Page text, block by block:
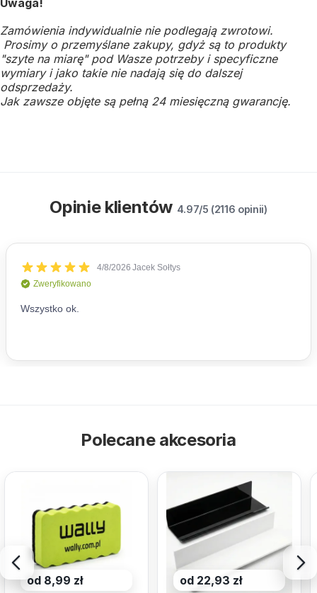
Zamówienia indywidualnie nie podlegają zwrotowi.
Prosimy o przemyślane zakupy, gdyż są to produkty
"szyte na miarę" pod Wasze potrzeby i specyficzne
wymiary i jako takie nie nadają się do dalszej
odsprzedaży.
Jak zawsze objęte są pełną 24 miesięczną gwarancję.
Opinie klientów 4.97/5 (2116 opinii)
Polecane akcesoria
od 8,99 zł od 22,93 zł